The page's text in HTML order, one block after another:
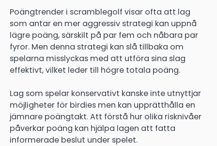
Poängtrender i scramblegolf visar ofta att lag
som antar en mer aggressiv strategi kan uppnå
lägre poäng, särskilt på par fem och nåbara par
fyror. Men denna strategi kan slå tillbaka om
spelarna misslyckas med att utföra sina slag
effektivt, vilket leder till högre totala poäng.
Lag som spelar konservativt kanske inte utnyttjar
möjligheter för birdies men kan upprätthålla en
jämnare poängtakt. Att förstå hur olika risknivåer
påverkar poäng kan hjälpa lagen att fatta
informerade beslut under spelet.